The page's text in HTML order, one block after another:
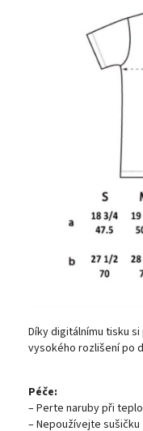
Díky digitálnímu tisku
vysokého rozlišení po
Péče:
– Perte naruby při
– Nepoužívejte sušičku